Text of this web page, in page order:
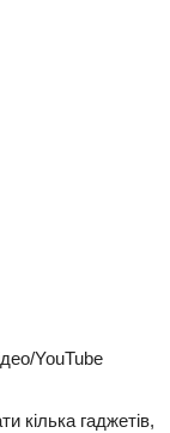
YouTube
кілька гаджетів,